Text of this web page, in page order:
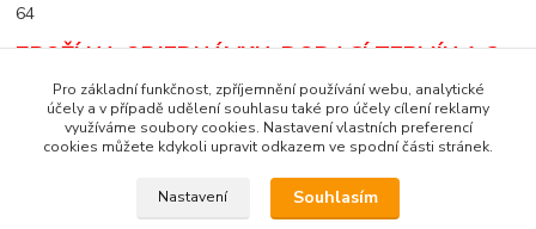
64
ZBOŽÍ NA OBJEDNÁVKU. DODACÍ TERMÍN 1-2
MĚSÍCE.DODACÍ PODMÍNKY - POUZE
DOBÍRKA!
Zboží zařazeno v kategoriích
Pro základní funkčnost, zpříjemnění používání webu, analytické
účely a v případě udělení souhlasu také pro účely cílení reklamy
využíváme soubory cookies. Nastavení vlastních preferencí
cookies můžete kdykoli upravit odkazem ve spodní části stránek.
Nastavení Souhlasím